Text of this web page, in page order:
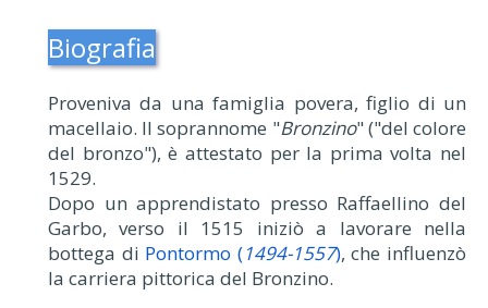
Biografia
Proveniva da una famiglia povera, figlio di un
macellaio. Il soprannome "Bronzino" ("del colore
del bronzo"), è attestato per la prima volta nel
1529.
Dopo un apprendistato presso Raffaellino del
Garbo, verso il 1515 iniziò a lavorare nella
bottega di Pontormo (1494-1557), che influenzò
la carriera pittorica del Bronzino.